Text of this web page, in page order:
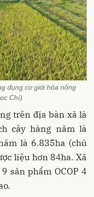
dụng cơ giới hóa nông
Chí)
trên địa bàn xã là
cây hàng năm là
là 6.835ha (chủ
liệu hơn 84ha. Xã
sản phẩm OCOP 4